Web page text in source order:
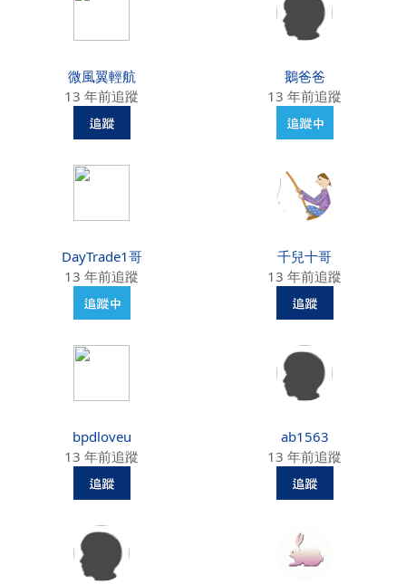
微風翼輕航
13 年前追蹤
鵝爸爸
13 年前追蹤
DayTrade1哥
13 年前追蹤
千兒十哥
13 年前追蹤
bpdloveu
13 年前追蹤
ab1563
13 年前追蹤